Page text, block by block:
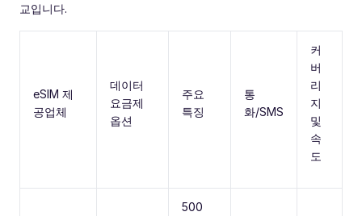
교입니다.
eSIM 제
공업체
데이터
요금제
옵션
주요
특징
통
화/SMS
커
버
리
지
및
속
도
500